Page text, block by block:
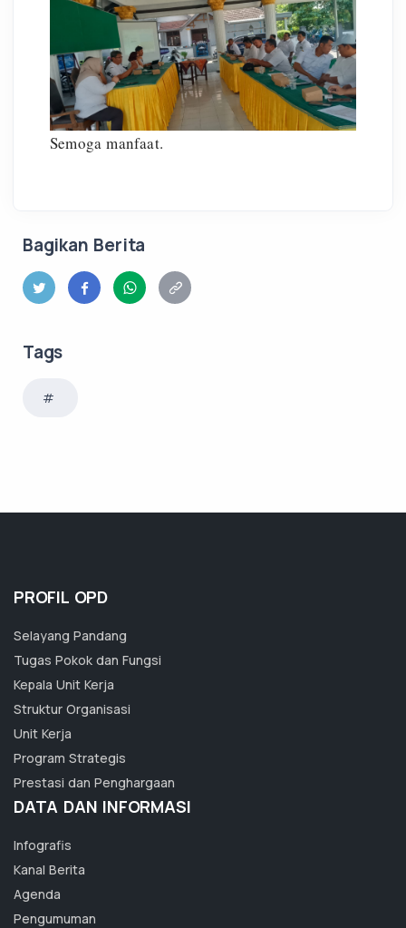
Semoga manfaat.
Bagikan Berita
Tags
PROFIL OPD
Selayang Pandang
Tugas Pokok dan Fungsi
Kepala Unit Kerja
Struktur Organisasi
Unit Kerja
Program Strategis
Prestasi dan Penghargaan
DATA DAN INFORMASI
Infografis
Kanal Berita
Agenda
Pengumuman